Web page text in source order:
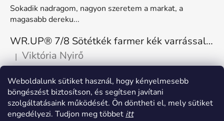
Weboldalunk sütiket használ, hogy kényelmesebb
böngészést biztosítson, és segítsen javítani
szolgáltatásaink működését. Ön döntheti el, mely sütiket
engedélyezi. Tudjon meg többet itt
Sokadik nadragom, nagyon szeretem a markat, a
magasabb dereku...
WR.UP® 7/8 Sötétkék farmer kék varrással, superskinny RE(MOVE) WRUP4RC002ORG, J0B
A termék értékelése 5-ből 5 csillag.
| Viktória Nyirő
Nagyon kényelmes, rugalmas. Méretnek megfelelő.